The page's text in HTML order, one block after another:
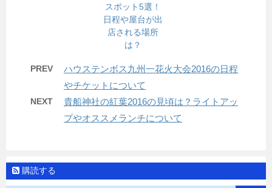
スポット5選！
日程や屋台が出
店される場所
は？
PREV
ハウステンボス九州一花火大会2016の日程
やチケットについて
NEXT
貴船神社の紅葉2016の見頃は？ライトアッ
プやオススメランチについて
購読する